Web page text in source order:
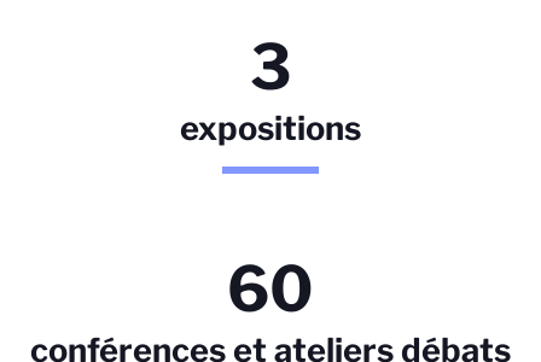
3
expositions
60
conférences et ateliers débats